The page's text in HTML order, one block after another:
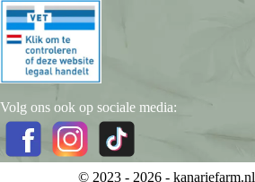
Volg ons ook op sociale media:
© 2023 - 2026 - kanariefarm.nl